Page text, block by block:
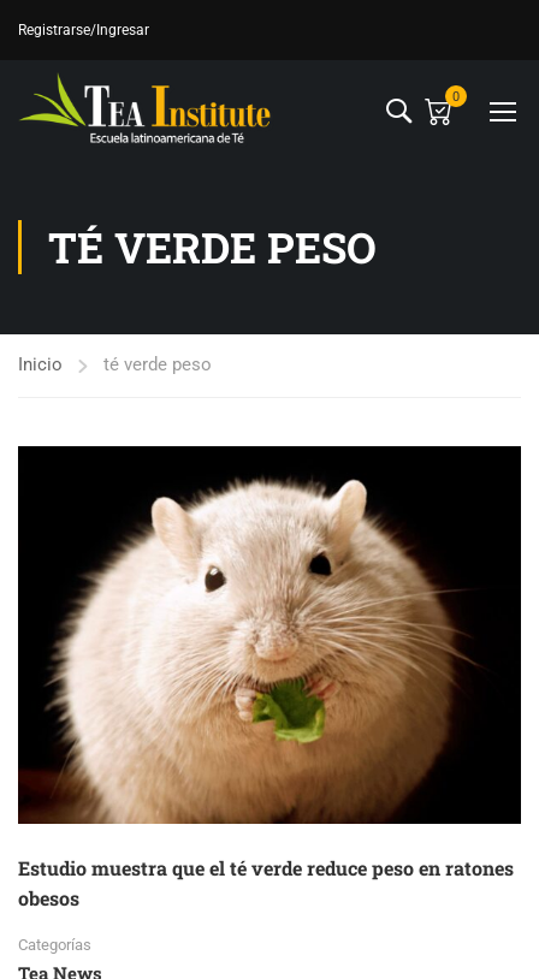
Registrarse/Ingresar
0
TÉ VERDE PESO
Inicio té verde peso
Estudio muestra que el té verde reduce peso en ratones
obesos
Categorías
Tea News